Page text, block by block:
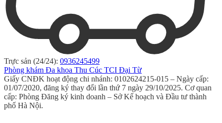
Trực sản (24/24): 0936245499
Phòng khám Đa khoa Thu Cúc TCI Đại Từ
Giấy CNĐK hoạt động chi nhánh: 0102624215-015 – Ngày cấp:
01/07/2020, đăng ký thay đổi lần thứ 7 ngày 29/10/2025. Cơ quan
cấp: Phòng Đăng ký kinh doanh – Sở Kế hoạch và Đầu tư thành
phố Hà Nội.